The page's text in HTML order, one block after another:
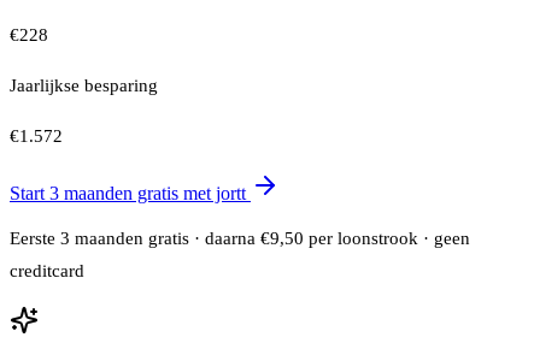
€228
Jaarlijkse besparing
€1.572
Start 3 maanden gratis met jortt
Eerste 3 maanden gratis · daarna €9,50 per loonstrook · geen
creditcard